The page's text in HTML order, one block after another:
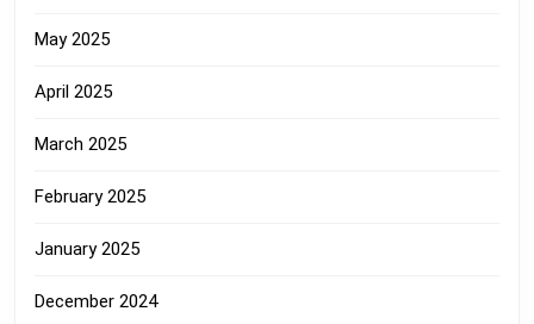
May 2025
April 2025
March 2025
February 2025
January 2025
December 2024